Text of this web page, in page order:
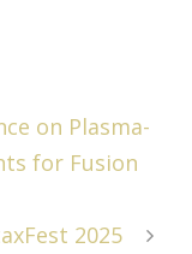
on Plasma-
for Fusion
2025